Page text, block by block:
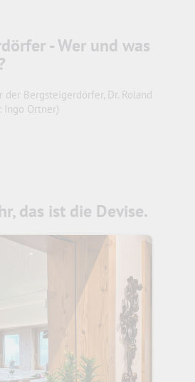
- Wer und was
Bergsteigerdörfer, Dr. Roland
Ingo Ortner)
das ist die Devise.